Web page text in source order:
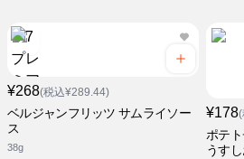
¥268(税込¥289.44)
ベルジャンフリッツ サムライソー
ス
38g
¥178(
ポテ
うす